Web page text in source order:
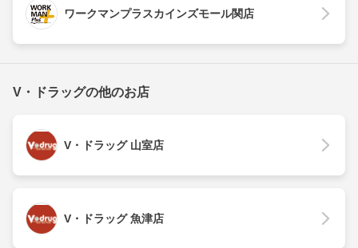
ワークマンプラスカインズモール関店
V・ドラッグの他のお店
V・ドラッグ 山室店
V・ドラッグ 魚津店